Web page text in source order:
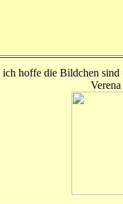
ich hoffe die Bildchen
Verena